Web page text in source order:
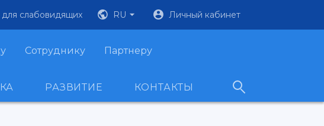
слабовидящих RU Личный кабинет
Сотруднику Партнеру
РАЗВИТИЕ КОНТАКТЫ